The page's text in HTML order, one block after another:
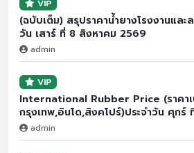
VIP
(ฉบับเต็ม) สรุปราคาน้ำยางโรงงานและ
วัน เสาร์ ที่ 8 สิงหาคม 2569
admin
VIP
International Rubber Price (ราคา
กรุงเทพ,อินโด,สิงคโปร์)ประจำวัน ศุก
admin